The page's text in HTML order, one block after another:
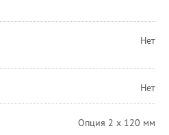
Нет
Нет
Опция 2 х 120 мм